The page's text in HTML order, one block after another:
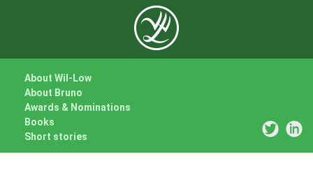
About Wil-Low
About Bruno
Awards & Nominations
Books
Short stories